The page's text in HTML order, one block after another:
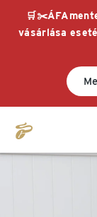
vásárlása